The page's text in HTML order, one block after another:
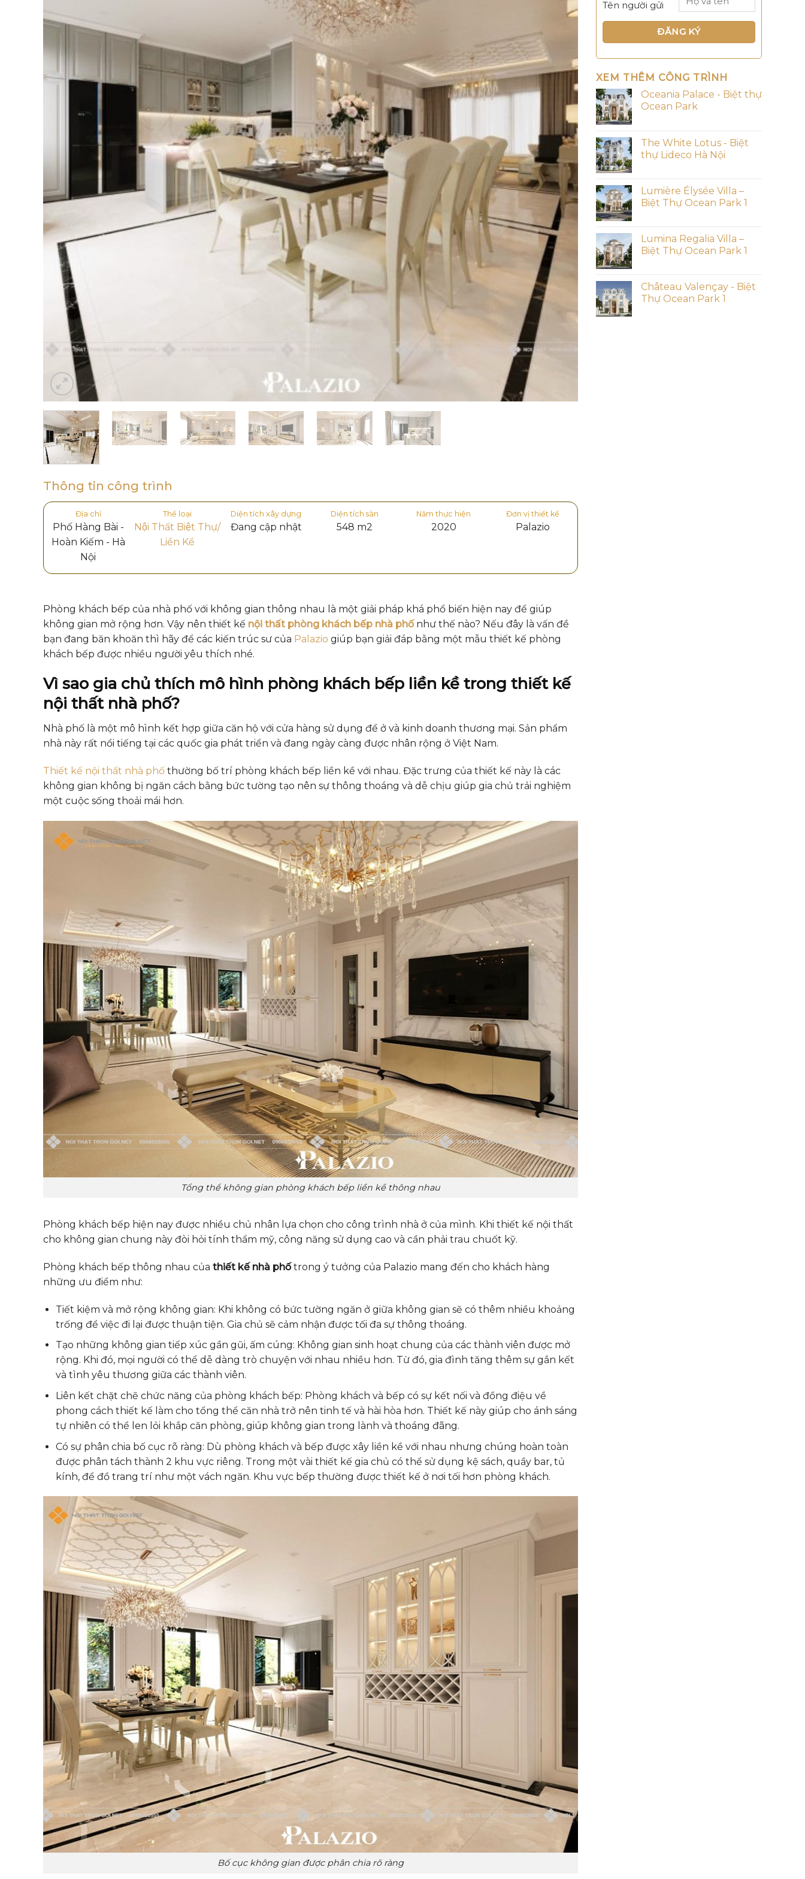
Thông tin công trình
Địa chỉ
Phố Hàng Bài -
Hoàn Kiếm - Hà
Nội
Thể loại
Nội Thất Biệt Thự/
Liền Kề
Diện tích xây dựng
Đang cập nhật
Diện tích sàn
548 m2
Năm thực hiện
2020
Đơn vị thiết kế
Palazio
Phòng khách bếp của nhà phố với không gian thông nhau là một giải pháp khá phổ biến hiện nay để giúp
không gian mở rộng hơn. Vậy nên thiết kế nội thất phòng khách bếp nhà phốnhư thế nào? Nếu đây là vấn đề
bạn đang băn khoăn thì hãy để các kiến trúc sư của Palazio giúp bạn giải đáp bằng một mẫu thiết kế phòng
khách bếp được nhiều người yêu thích nhé.
Vì sao gia chủ thích mô hình phòng khách bếp liền kề trong thiết kế
nội thất nhà phố?
Nhà phố là một mô hình kết hợp giữa căn hộ với cửa hàng sử dụng để ở và kinh doanh thương mại. Sản phẩm
nhà này rất nổi tiếng tại các quốc gia phát triển và đang ngày càng được nhân rộng ở Việt Nam.
Thiết kế nội thất nhà phố thường bố trí phòng khách bếp liền kề với nhau. Đặc trưng của thiết kế này là các
không gian không bị ngăn cách bằng bức tường tạo nên sự thông thoáng và dễ chịu giúp gia chủ trải nghiệm
một cuộc sống thoải mái hơn.
Tổng thể không gian phòng khách bếp liền kề thông nhau
Phòng khách bếp hiện nay được nhiều chủ nhân lựa chọn cho công trình nhà ở của mình. Khi thiết kế nội thất
cho không gian chung này đòi hỏi tính thẩm mỹ, công năng sử dụng cao và cần phải trau chuốt kỹ.
Phòng khách bếp thông nhau của thiết kế nhà phốtrong ý tưởng của Palazio mang đến cho khách hàng
những ưu điểm như:
Tiết kiệm và mở rộng không gian: Khi không có bức tường ngăn ở giữa không gian sẽ có thêm nhiều khoảng
trống để việc đi lại được thuận tiện. Gia chủ sẽ cảm nhận được tối đa sự thông thoáng.
Tạo những không gian tiếp xúc gần gũi, ấm cúng: Không gian sinh hoạt chung của các thành viên được mở
rộng. Khi đó, mọi người có thể dễ dàng trò chuyện với nhau nhiều hơn. Từ đó, gia đình tăng thêm sự gắn kết
và tình yêu thương giữa các thành viên.
Liên kết chặt chẽ chức năng của phòng khách bếp: Phòng khách và bếp có sự kết nối và đồng điệu về
phong cách thiết kế làm cho tổng thể căn nhà trở nên tinh tế và hài hòa hơn. Thiết kế này giúp cho ánh sáng
tự nhiên có thể len lỏi khắp căn phòng, giúp không gian trong lành và thoáng đãng.
Có sự phân chia bố cục rõ ràng: Dù phòng khách và bếp được xây liền kề với nhau nhưng chúng hoàn toàn
được phân tách thành 2 khu vực riêng. Trong một vài thiết kế gia chủ có thể sử dụng kệ sách, quầy bar, tủ
kính, để đồ trang trí như một vách ngăn. Khu vực bếp thường được thiết kế ở nơi tối hơn phòng khách.
Bố cục không gian được phân chia rõ ràng
Tên người gửi
XEM THÊM CÔNG TRÌNH
Oceania Palace - Biệt thự
Ocean Park
The White Lotus - Biệt
thự Lideco Hà Nội
Lumière Élysée Villa –
Biệt Thự Ocean Park 1
Lumina Regalia Villa –
Biệt Thự Ocean Park 1
Château Valençay - Biệt
Thự Ocean Park 1